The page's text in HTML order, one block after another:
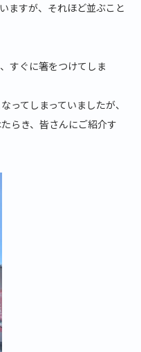
ますが、それほど並ぶこと
すぐに箸をつけてしま
ってしまっていましたが、
らき、皆さんにご紹介す